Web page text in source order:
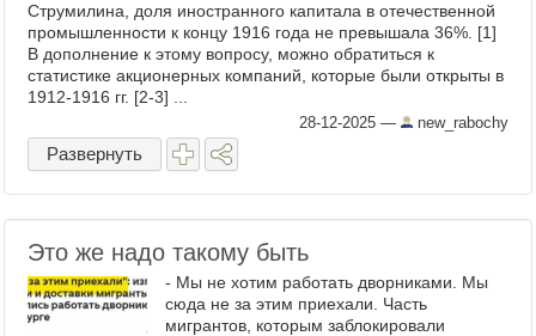
Струмилина, доля иностранного капитала в отечественной
промышленности к концу 1916 года не превышала 36%. [1]
В дополнение к этому вопросу, можно обратиться к
статистике акционерных компаний, которые были открыты в
1912-1916 гг. [2-3] ...
28-12-2025 — new_rabochy
Развернуть
Это же надо такому быть
- Мы не хотим работать дворниками. Мы
сюда не за этим приехали. Часть
мигрантов, которым заблокировали